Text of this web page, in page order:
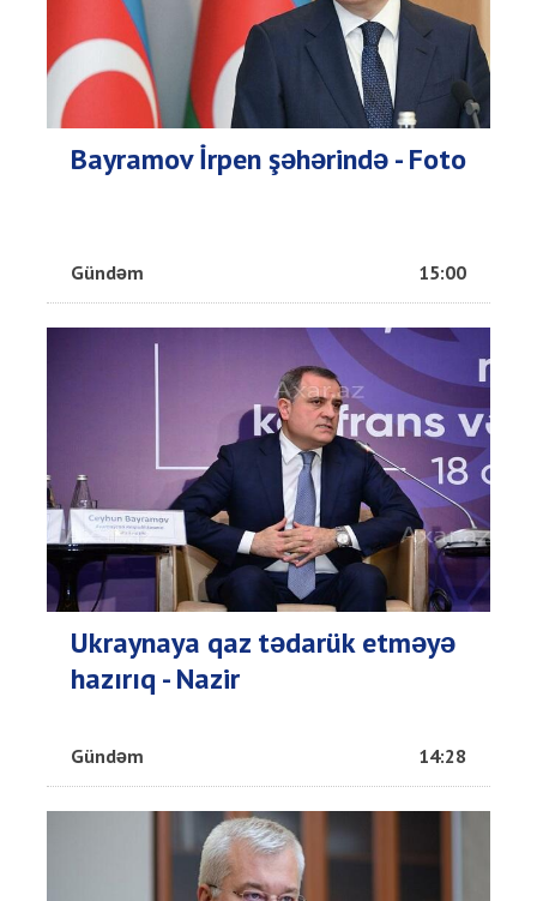
Bayramov İrpen şəhərində - Foto
Gündəm 15:00
Ukraynaya qaz tədarük etməyə
hazırıq - Nazir
Gündəm 14:28